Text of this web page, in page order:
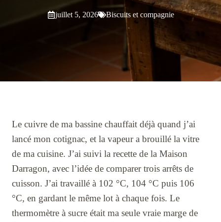
juillet 5, 2026 Biscuits et compagnie
Le cuivre de ma bassine chauffait déjà quand j’ai
lancé mon cotignac, et la vapeur a brouillé la vitre
de ma cuisine. J’ai suivi la recette de la Maison
Darragon, avec l’idée de comparer trois arrêts de
cuisson. J’ai travaillé à 102 °C, 104 °C puis 106
°C, en gardant le même lot à chaque fois. Le
thermomètre à sucre était ma seule vraie marge de